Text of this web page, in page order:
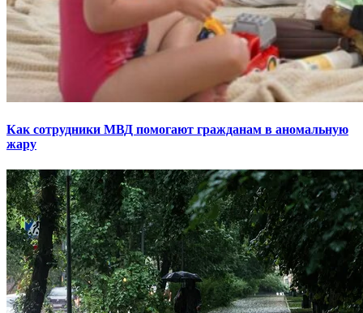
Как сотрудники МВД помогают гражданам в аномальную
жару